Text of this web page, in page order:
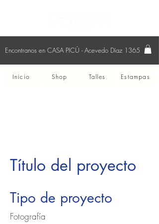
Encontranos en CASA PICÚ - Acevedo Díaz 1365
Inicio Shop Talles Estampas
Título del proyecto
Tipo de proyecto
Fotografía